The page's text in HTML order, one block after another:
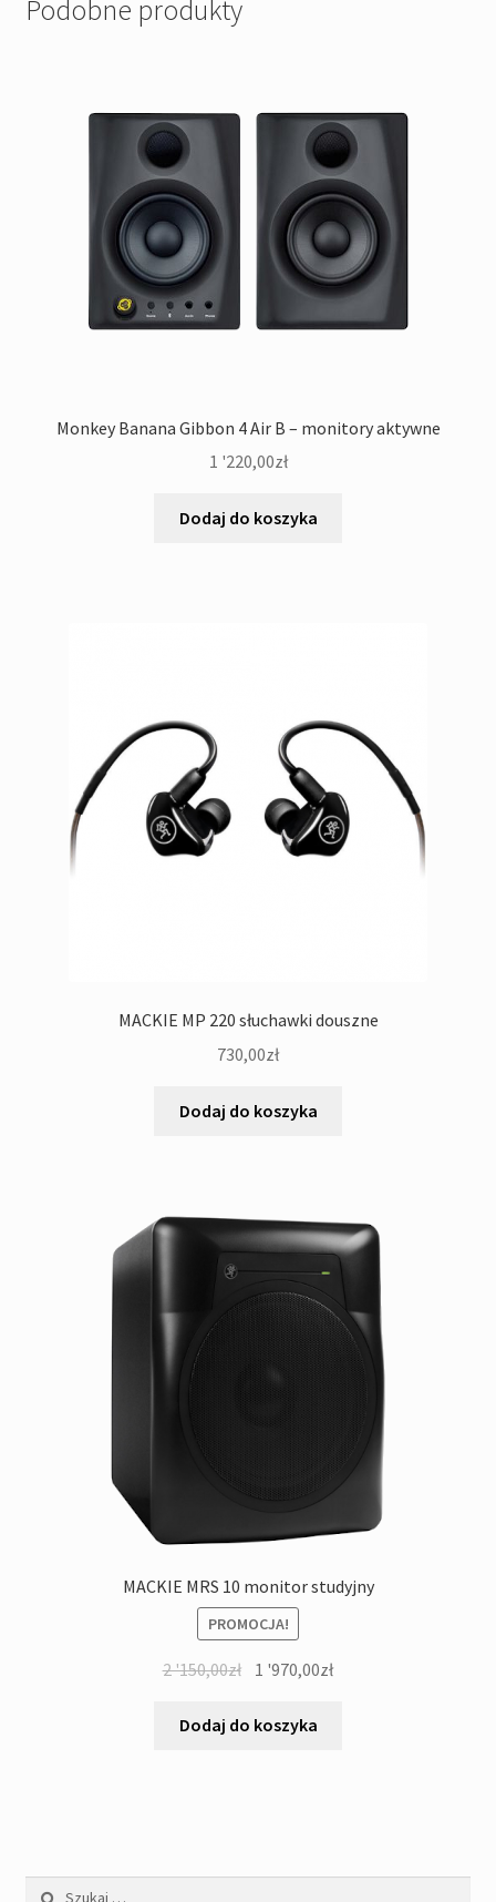
Podobne produkty
Monkey Banana Gibbon 4 Air B – monitory aktywne
1 '220,00zł
Dodaj do koszyka
MACKIE MP 220 słuchawki douszne
730,00zł
Dodaj do koszyka
MACKIE MRS 10 monitor studyjny
PROMOCJA!
2 '150,00zł Pierwotna
wynosiła:
1 '970,00złAktualna
Dodaj do koszyka
Szukaj: